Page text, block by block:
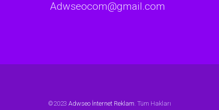
Adwseocom@gmail.com
©2023 Adwseo İnternet Reklam. Tüm Hakları